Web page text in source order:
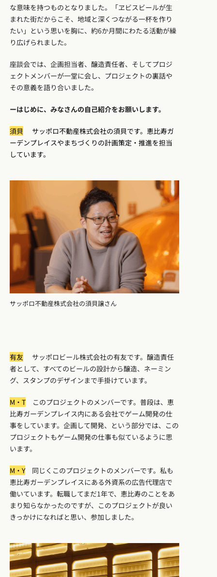
な意味を持つものとなりました。「ヱビスビールが生
まれた街だからこそ、地域と深くつながる一杯を作り
たい」という思いを胸に、約6か月間にわたる活動が繰
り広げられました。
座談会では、企画担当者、醸造責任者、そしてプロジ
ェクトメンバーが一堂に会し、プロジェクトの裏話や
その意義を語り合いました。
ーはじめに、みなさんの自己紹介をお願いします。
須貝 サッポロ不動産株式会社の須貝です。恵比寿ガ
ーデンプレイスやまちづくりの計画策定・推進を担当
しています。
サッポロ不動産株式会社の須貝譲さん
有友 サッポロビール株式会社の有友です。醸造責任
者として、すべてのビールの設計から醸造、ネーミン
グ、スタンプのデザインまで手掛けています。
M・T このプロジェクトのメンバーです。普段は、恵
比寿ガーデンプレイス内にある会社でゲーム開発の仕
事をしています。企画して開発、という部分では、この
プロジェクトもゲーム開発の仕事も似ているように思
います。
M・Y同じくこのプロジェクトのメンバーです。私も
恵比寿ガーデンプレイスにある外資系の広告代理店で
働いています。転職してまだ1年で、恵比寿のことをあ
まり知らなかったのですが、このプロジェクトが良い
きっかけになればと思い、参加しました。